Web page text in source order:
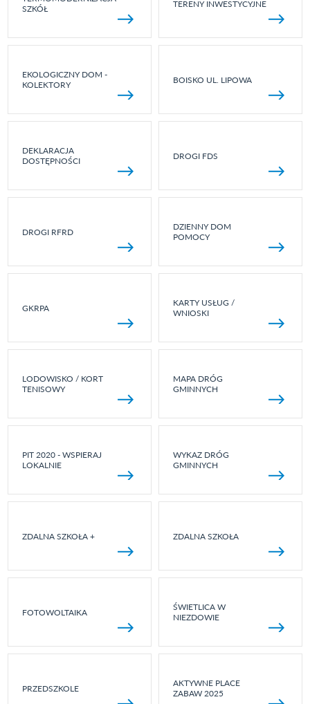
SZKÓŁ
TERENY INWESTYCYJNE
EKOLOGICZNY DOM -
KOLEKTORY
BOISKO UL. LIPOWA
DEKLARACJA
DOSTĘPNOŚCI
DROGI FDS
DROGI RFRD
DZIENNY DOM
POMOCY
GKRPA
KARTY USŁUG /
WNIOSKI
LODOWISKO / KORT
TENISOWY
MAPA DRÓG
GMINNYCH
PIT 2020 - WSPIERAJ
LOKALNIE
WYKAZ DRÓG
GMINNYCH
ZDALNA SZKOŁA + ZDALNA SZKOŁA
FOTOWOLTAIKA
ŚWIETLICA W
NIEZDOWIE
PRZEDSZKOLE
AKTYWNE PLACE
ZABAW 2025